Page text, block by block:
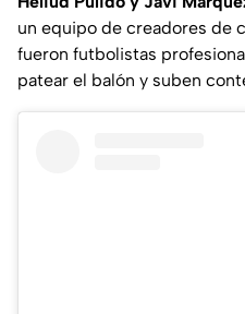
un equipo de creadores de
fueron futbolistas
patear el balón y suben